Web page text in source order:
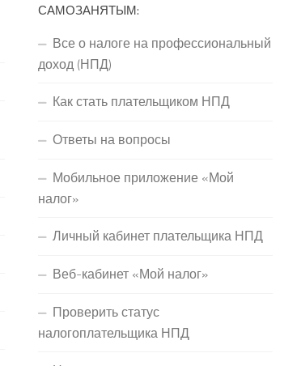
САМОЗАНЯТЫМ:
Все о налоге на профессиональный
доход (НПД)
Как стать плательщиком НПД
Ответы на вопросы
Мобильное приложение «Мой
налог»
Личный кабинет плательщика НПД
Веб-кабинет «Мой налог»
Проверить статус
налогоплательщика НПД